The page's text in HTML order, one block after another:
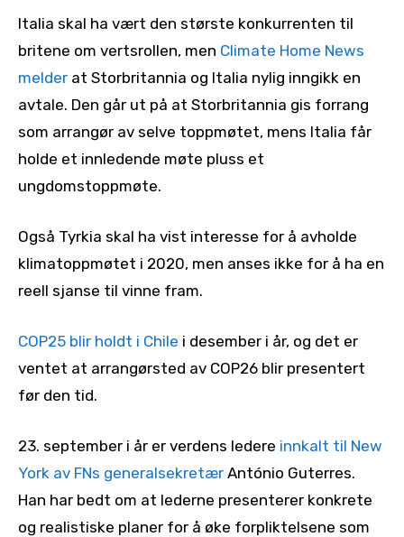
Italia skal ha vært den største konkurrenten til
britene om vertsrollen, men Climate Home News
melder at Storbritannia og Italia nylig inngikk en
avtale. Den går ut på at Storbritannia gis forrang
som arrangør av selve toppmøtet, mens Italia får
holde et innledende møte pluss et
ungdomstoppmøte.
Også Tyrkia skal ha vist interesse for å avholde
klimatoppmøtet i 2020, men anses ikke for å ha en
reell sjanse til vinne fram.
COP25 blir holdt i Chile i desember i år, og det er
ventet at arrangørsted av COP26 blir presentert
før den tid.
23. september i år er verdens ledere innkalt til New
York av FNs generalsekretær António Guterres.
Han har bedt om at lederne presenterer konkrete
og realistiske planer for å øke forpliktelsene som